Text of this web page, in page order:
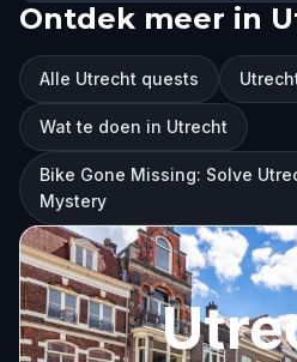
Ontdek meer in
Alle Utrecht quests
Wat te doen in Utrecht
Bike Gone Missing: Solve
Mystery